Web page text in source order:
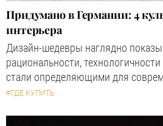
Придумано в Германии: 4
интерьера
Дизайн-шедевры наглядно
рациональности,
стали определяющими для
#ГДЕ КУПИТЬ